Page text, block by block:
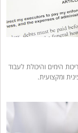
הימים והיכולת לעבוד
ומקצועית.